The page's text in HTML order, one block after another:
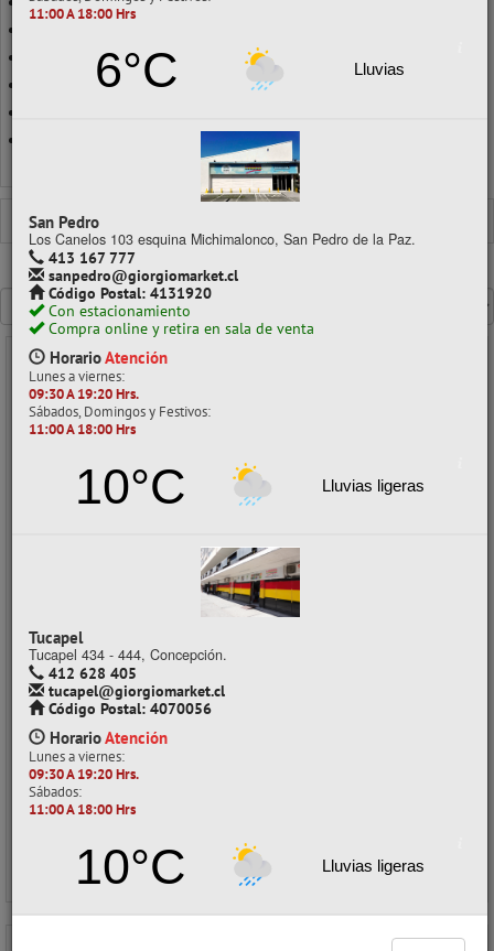
11:00 A 18:00 Hrs
6°C Lluvias
San Pedro
Los Canelos 103 esquina Michimalonco, San Pedro de la Paz.
413 167 777
sanpedro@giorgiomarket.cl
Código Postal: 4131920
Con estacionamiento
Compra online y retira en sala de venta
HorarioAtención
Lunes a viernes:
09:30 A 19:20 Hrs.
Sábados, Domingos y Festivos:
11:00 A 18:00 Hrs
10°C Lluvias ligeras
Tucapel
Tucapel 434 - 444, Concepción.
412 628 405
tucapel@giorgiomarket.cl
Código Postal: 4070056
HorarioAtención
Lunes a viernes:
09:30 A 19:20 Hrs.
Sábados:
11:00 A 18:00 Hrs
10°C Lluvias ligeras
REGLAS METÁLICAS
REGLAS PLÁSTICAS
Ver todo en Instrumentos Geometría
INSTRUMENTOS GEOMETRÍA
Mostrando un máximo de 40 resultados por página
ESCUADRA 015CM BIS 90-60-30 HAND
CÓDIGO: 05035081
Despacho a domicilio (Stock: 500+)
Retiro en tienda (Stock: 74)
Comprar / Cotizar